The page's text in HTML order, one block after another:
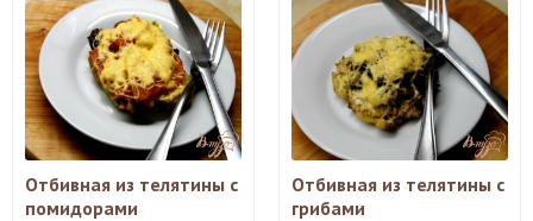
Отбивная из телятины с
помидорами
Отбивная из телятины с
грибами